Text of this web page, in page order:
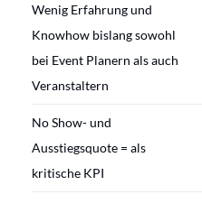
Wenig Erfahrung und
Knowhow bislang sowohl
bei Event Planern als auch
Veranstaltern
No Show- und
Ausstiegsquote = als
kritische KPI